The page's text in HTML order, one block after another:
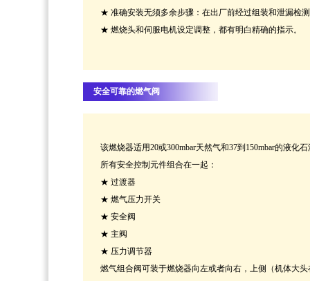
★ 准确安装无须多余步骤：在出厂前经过组装和泄漏检
★ 燃烧头和伺服电机设定调整，都有明白精确的指示。
安全可靠的燃气阀
该燃烧器适用20或300mbar天然气和37到150mbar的液化
所有安全控制元件组合在一起：
★ 过渡器
★ 燃气压力开关
★ 安全阀
★ 主阀
★ 压力调节器
燃气组合阀可装于燃烧器向左或者向右，上侧（机体大头